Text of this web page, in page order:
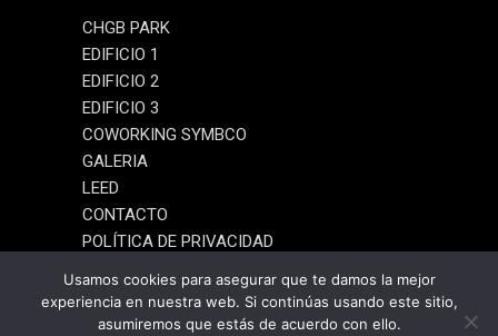
CHGB PARK
EDIFICIO 1
EDIFICIO 2
EDIFICIO 3
COWORKING SYMBCO
GALERIA
LEED
CONTACTO
POLÍTICA DE PRIVACIDAD
Usamos cookies para asegurar que te damos la mejor
experiencia en nuestra web. Si continúas usando este sitio,
asumiremos que estás de acuerdo con ello.